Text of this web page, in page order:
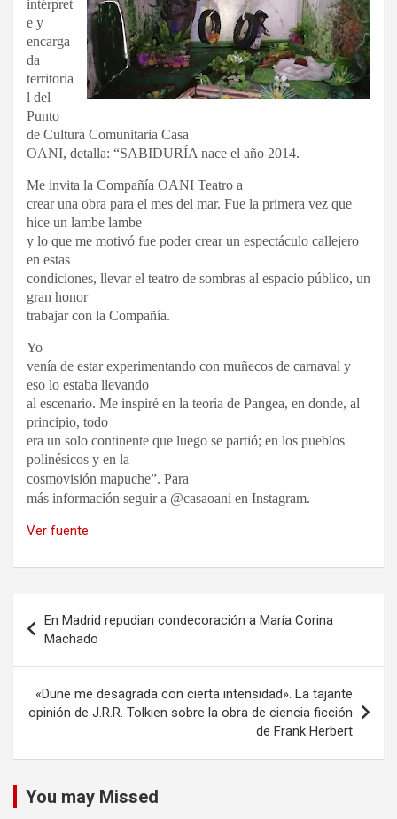
intérpret
e y
encarga
da
territoria
l del
Punto
de Cultura Comunitaria Casa
OANI, detalla: “SABIDURÍA nace el año 2014.
Me invita la Compañía OANI Teatro a
crear una obra para el mes del mar. Fue la primera vez que
hice un lambe lambe
y lo que me motivó fue poder crear un espectáculo callejero
en estas
condiciones, llevar el teatro de sombras al espacio público, un
gran honor
trabajar con la Compañía.
Yo
venía de estar experimentando con muñecos de carnaval y
eso lo estaba llevando
al escenario. Me inspiré en la teoría de Pangea, en donde, al
principio, todo
era un solo continente que luego se partió; en los pueblos
polinésicos y en la
cosmovisión mapuche”. Para
más información seguir a @casaoani en Instagram.
Ver fuente
de
entradas
En Madrid repudian condecoración a María Corina
Machado
«Dune me desagrada con cierta intensidad». La tajante
opinión de J.R.R. Tolkien sobre la obra de ciencia ficción
de Frank Herbert
You may Missed